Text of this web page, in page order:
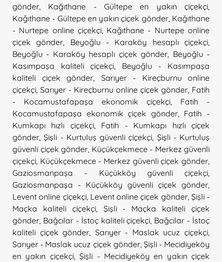
gönder
Kağıthane - Gültepe en yakın çiçekçi
Kağıthane - Gültepe en yakın çiçek gönder, Kağıthane
- Nurtepe online çiçekçi, Kağıthane - Nurtepe online
çiçek gönder
Beyoğlu - Karaköy hesaplı çiçekçi
Beyoğlu - Karaköy hesaplı çiçek gönder Beyoğlu -
Kasımpaşa kaliteli çiçekçi
Beyoğlu - Kasımpaşa
kaliteli çiçek gönder
Sarıyer - Kireçburnu online
çiçekçi Sarıyer - Kireçburnu online çiçek gönder Fatih
- Kocamustafapaşa ekonomik çiçekçi
Fatih -
Kocamustafapaşa ekonomik çiçek gönder, Fatih -
Kumkapı hızlı çiçekçi, Fatih - Kumkapı hızlı çiçek
gönder ,Şişli - Kurtuluş güvenli çiçekçi Şişli - Kurtuluş
güvenli çiçek gönder Küçükçekmece - Merkez güvenli
çiçekçi Küçükçekmece - Merkez güvenli çiçek gönder
Gaziosmanpaşa - Küçükköy güvenli çiçekçi
Gaziosmanpaşa - Küçükköy güvenli çiçek gönder
Levent online çiçekçi, Levent online çiçek gönder, Şişli -
Maçka kaliteli çiçekçi, Şişli - Maçka kaliteli çiçek
gönder Bağcılar - İstoç kaliteli çiçekçi Bağcılar - İstoç
kaliteli çiçek gönder Sarıyer - Maslak ucuz çiçekçi
Sarıyer - Maslak ucuz çiçek gönder, Şişli - Mecidiyeköy
en yakın çiçekçi,Şişli - Mecidiyeköy en yakın çiçek